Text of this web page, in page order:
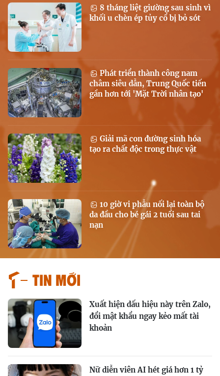
8 tháng liệt giường sau sinh vì
khối u chèn ép tủy cổ bị bỏ sót
Phát triển thành công nam
châm siêu dẫn, Trung Quốc tiến
gần hơn tới 'Mặt Trời nhân tạo'
Giải mã con đường sinh hóa
tạo ra chất độc trong thực vật
10 giờ vi phẫu nối lại toàn bộ
da đầu cho bé gái 2 tuổi sau tai
nạn
Tin mới
Xuất hiện dấu hiệu này trên Zalo,
đổi mật khẩu ngay kẻo mất tài
khoản
Nữ diễn viên AI hét giá hơn 1 tỷ